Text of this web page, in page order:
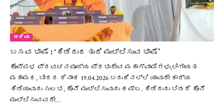
ಅರಿವು
ಬಸವ ಭಾಷೆ : ‘ಹಿಡಿದುದ ತುದಿ ಮುಟ್ಟಿಸುವ ಭಾಷೆ’
ಕೊಪ್ಪಳ ಪ್ರವಚನಪೂಜ್ಯ ಪ್ರಭುದೇವ ಮಹಾಸ್ವಾಮಿಗಳು,ಲಿಂಗಾಯತ
ಮಹಾಮಠ, ಬೀದರ ದಿನಾಂಕ 19.04.2026 ಬದುಕಿನಲ್ಲಿ ಯಾವುದೇ ಕಾರ್ಯ
ಹಿಡಿಯುವುದು ಸುಲಭ, ಕೊನೆ ಮುಟ್ಟಿಸುವುದು ಕಷ್ಟ. ಹಿಡಿದುದು ಬಿಡದೆ ಕೊನೆ
ಮುಟ್ಟಿಸುವವರೇ…